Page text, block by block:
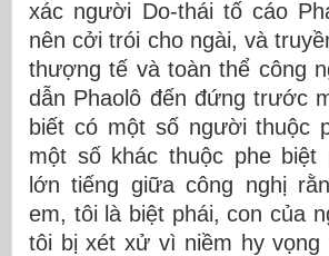
xác người Do-thái tố cáo
nên cởi trói cho ngài, và
thượng tế và toàn thể công
dẫn Phaolô đến đứng trước
biết có một số người thuộc
một số khác thuộc phe biệt
lớn tiếng giữa công nghị
em, tôi là biệt phái, con của
tôi bị xét xử vì niềm hy